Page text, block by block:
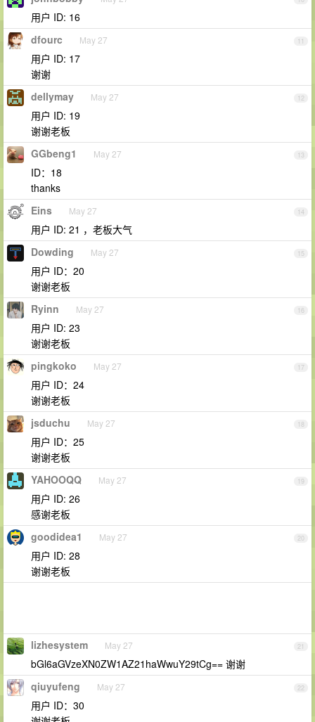
用户 ID: 16
11
dfourc May 27
用户 ID: 17
谢谢
12
dellymay May 27
用户 ID: 19
谢谢老板
13
GGbeng1 May 27
ID：18
thanks
14
Eins May 27
用户 ID: 21 ，老板大气
15
Dowding May 27
用户 ID：20
谢谢老板
16
Ryinn May 27
用户 ID: 23
谢谢老板
17
pingkoko May 27
用户 ID：24
谢谢老板
18
jsduchu May 27
用户 ID：25
谢谢老板
19
YAHOOQQ May 27
用户 ID: 26
感谢老板
20
goodidea1 May 27
用户 ID: 28
谢谢老板
21
lizhesystem May 27
bGl6aGVzeXN0ZW1AZ21haWwuY29tCg== 谢谢
22
qiuyufeng May 27
用户 ID：30